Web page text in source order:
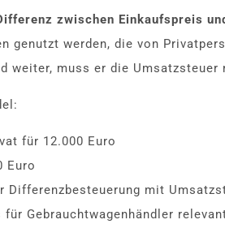
zwischen Einkaufspreis
genutzt werden, die von
weiter, muss er die
für 12.000 Euro
Euro
Differenzbesteuerung mit
Gebrauchtwagenhändler